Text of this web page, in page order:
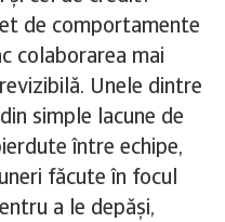
de comportamente
colaborarea mai
Unele dintre
simple lacune de
între echipe,
făcute în focul
a le depăși,